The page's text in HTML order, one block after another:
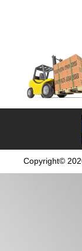
Copyright©